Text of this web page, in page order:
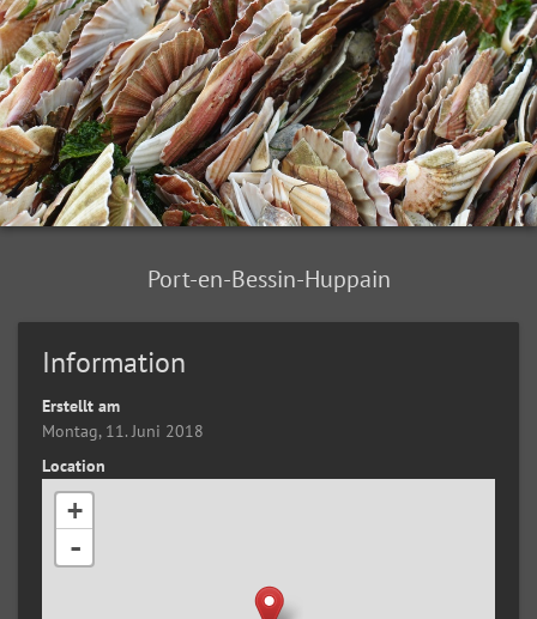
Port-en-Bessin-Huppain
Information
Erstellt am
Montag, 11. Juni 2018
Location
+
-